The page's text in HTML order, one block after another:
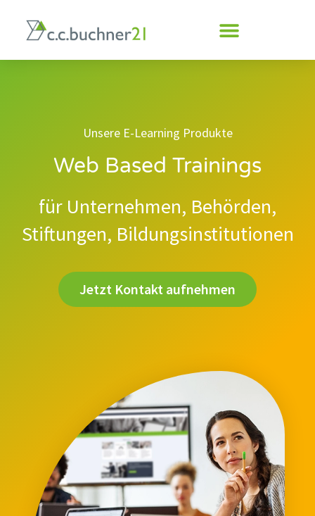
springen
Unsere E-Learning Produkte
Web Based Trainings
für Unternehmen, Behörden,
Stiftungen, Bildungsinstitutionen
Jetzt Kontakt aufnehmen